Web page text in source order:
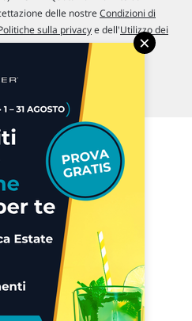
delle nostreCondizioni di
sulla privacye dell'Utilizzo dei
×